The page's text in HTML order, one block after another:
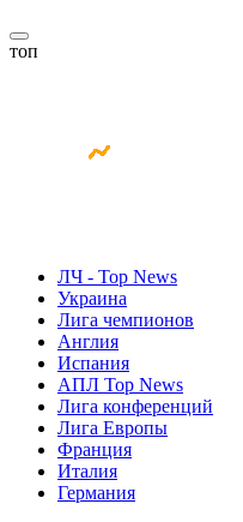
топ
ЛЧ - Top News
Украина
Лига чемпионов
Англия
Испания
АПЛ Top News
Лига конференций
Лига Европы
Франция
Италия
Германия